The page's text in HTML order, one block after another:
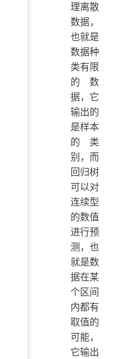
理离散
数据，
也就是
数据种
类有限
的数
据，它
输出的
是样本
的类
别，而
回归树
可以对
连续型
的数值
进行预
测，也
就是数
据在某
个区间
内都有
取值的
可能，
它输出